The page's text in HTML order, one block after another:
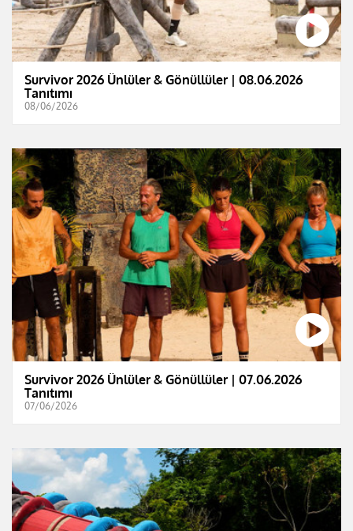
Survivor 2026 Ünlüler & Gönüllüler | 08.06.2026
Tanıtımı
08/06/2026
Survivor 2026 Ünlüler & Gönüllüler | 07.06.2026
Tanıtımı
07/06/2026